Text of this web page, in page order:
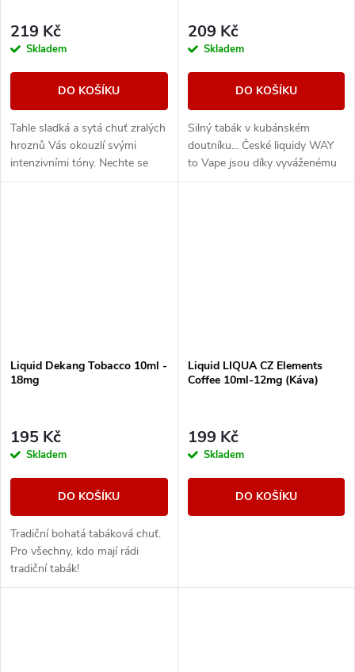
219 Kč
Skladem
DO KOŠÍKU
Tahle sladká a sytá chuť zralých
hroznů Vás okouzlí svými
intenzivními tóny. Nechte se
unést plnou a neskutečně
209 Kč
Skladem
DO KOŠÍKU
Silný tabák v kubánském
doutníku... České liquidy WAY
to Vape jsou díky vyváženému
poměru složek 50PG/50VG
Liquid Dekang Tobacco 10ml -
18mg
195 Kč
Skladem
DO KOŠÍKU
Tradiční bohatá tabáková chuť.
Pro všechny, kdo mají rádi
tradiční tabák!
Liquid LIQUA CZ Elements
Coffee 10ml-12mg (Káva)
199 Kč
Skladem
DO KOŠÍKU